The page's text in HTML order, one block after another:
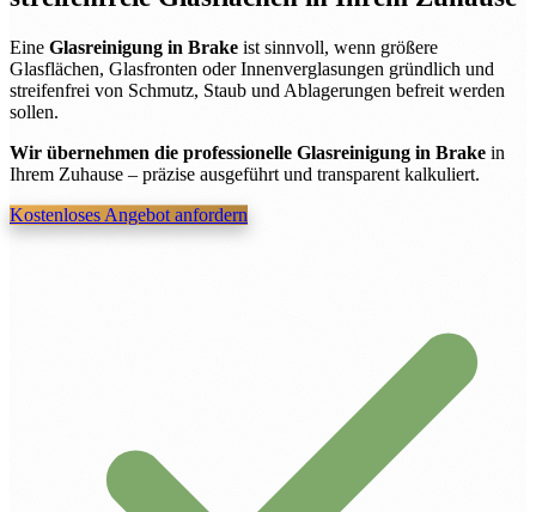
Eine Glasreinigung in Brake ist sinnvoll, wenn größere
Glasflächen, Glasfronten oder Innenverglasungen gründlich und
streifenfrei von Schmutz, Staub und Ablagerungen befreit werden
sollen.
Wir übernehmen die professionelle Glasreinigung in Brake in
Ihrem Zuhause – präzise ausgeführt und transparent kalkuliert.
Kostenloses Angebot anfordern